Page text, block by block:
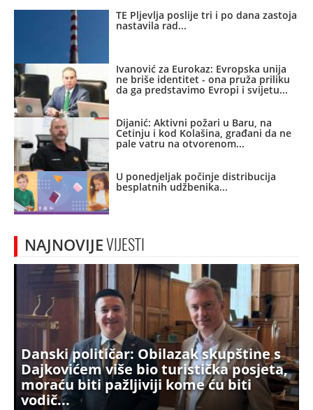
TE Pljevlja poslije tri i po dana zastoja
nastavila rad
Ivanović za Eurokaz: Evropska unija
ne briše identitet - ona pruža priliku
da ga predstavimo Evropi i svijetu
Dijanić: Aktivni požari u Baru, na
Cetinju i kod Kolašina, građani da ne
pale vatru na otvorenom
U ponedjeljak počinje distribucija
besplatnih udžbenika
NAJNOVIJEVIJESTI
Danski političar: Obilazak skupštine s
Dajkovićem više bio turistička posjeta,
moraću biti pažljiviji kome ću biti
vodič